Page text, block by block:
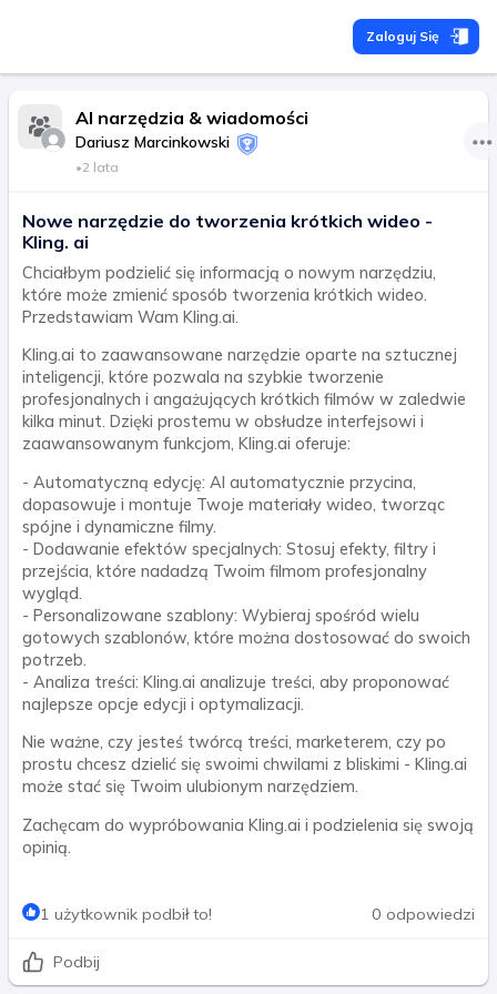
Zaloguj Się
AI narzędzia & wiadomości
Dariusz Marcinkowski
•2 lata
Nowe narzędzie do tworzenia krótkich wideo -
Kling. ai
Chciałbym podzielić się informacją o nowym narzędziu,
które może zmienić sposób tworzenia krótkich wideo.
Przedstawiam Wam Kling.ai.
Kling.ai to zaawansowane narzędzie oparte na sztucznej
inteligencji, które pozwala na szybkie tworzenie
profesjonalnych i angażujących krótkich filmów w zaledwie
kilka minut. Dzięki prostemu w obsłudze interfejsowi i
zaawansowanym funkcjom, Kling.ai oferuje:
- Automatyczną edycję: AI automatycznie przycina,
dopasowuje i montuje Twoje materiały wideo, tworząc
spójne i dynamiczne filmy.
- Dodawanie efektów specjalnych: Stosuj efekty, filtry i
przejścia, które nadadzą Twoim filmom profesjonalny
wygląd.
- Personalizowane szablony: Wybieraj spośród wielu
gotowych szablonów, które można dostosować do swoich
potrzeb.
- Analiza treści: Kling.ai analizuje treści, aby proponować
najlepsze opcje edycji i optymalizacji.
Nie ważne, czy jesteś twórcą treści, marketerem, czy po
prostu chcesz dzielić się swoimi chwilami z bliskimi - Kling.ai
może stać się Twoim ulubionym narzędziem.
Zachęcam do wypróbowania Kling.ai i podzielenia się swoją
opinią.
1 użytkownik podbił to! 0 odpowiedzi
Podbij